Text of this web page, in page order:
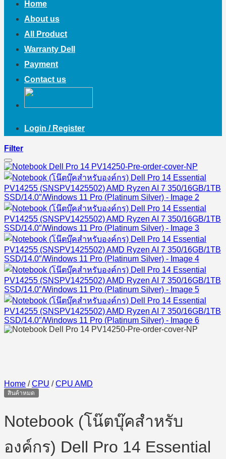
Home
About us
All Product
Warranty Dell
Payment
Contact us
Login / Register
Filter
Home / CPU / CPU AMD
สินค้าหมด
Notebook (โน๊ตบุ๊คสำหรับ
องค์กร) Dell Pro 14 Essential